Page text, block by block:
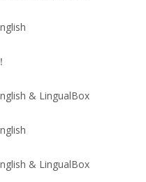
& LingualBox
& LingualBox